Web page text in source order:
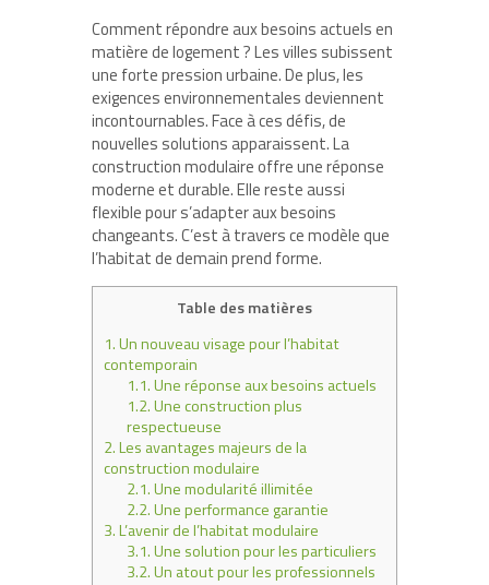
Comment répondre aux besoins actuels en
matière de logement ? Les villes subissent
une forte pression urbaine. De plus, les
exigences environnementales deviennent
incontournables. Face à ces défis, de
nouvelles solutions apparaissent.La
construction modulaire offre une réponse
moderne et durable. Elle reste aussi
flexible pour s’adapter aux besoins
changeants. C’est à travers ce modèle que
l’habitat de demain prend forme.
Table des matières
1.Un nouveau visage pour l’habitat
contemporain
1.1.Une réponse aux besoins actuels
1.2.Une construction plus
respectueuse
2.Les avantages majeurs de la
construction modulaire
2.1.Une modularité illimitée
2.2.Une performance garantie
3.L’avenir de l’habitat modulaire
3.1.Une solution pour les particuliers
3.2.Un atout pour les professionnels